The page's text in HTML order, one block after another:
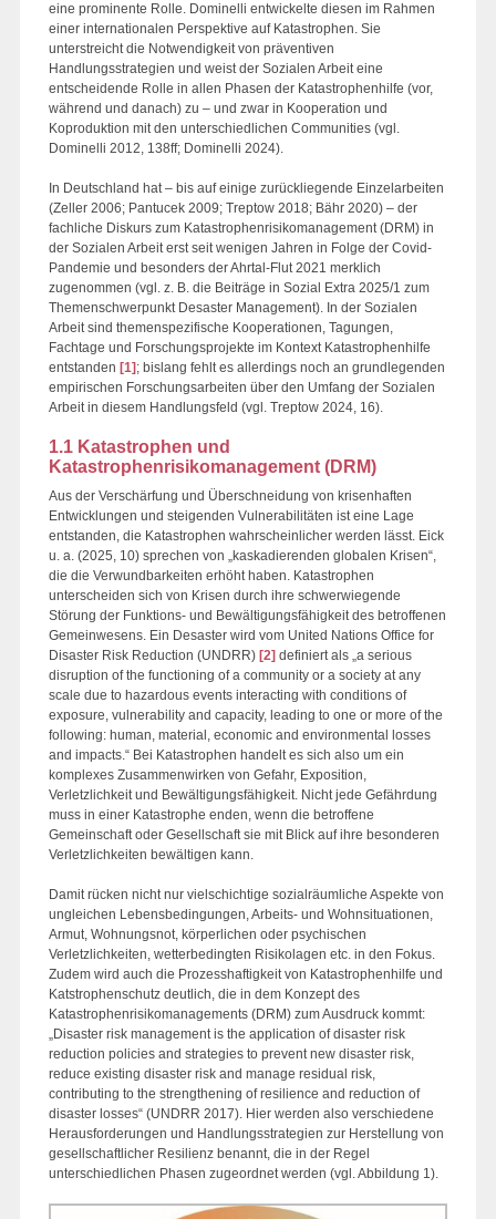
eine prominente Rolle. Dominelli entwickelte diesen im Rahmen
einer internationalen Perspektive auf Katastrophen. Sie
unterstreicht die Notwendigkeit von präventiven
Handlungsstrategien und weist der Sozialen Arbeit eine
entscheidende Rolle in allen Phasen der Katastrophenhilfe (vor,
während und danach) zu – und zwar in Kooperation und
Koproduktion mit den unterschiedlichen Communities (vgl.
Dominelli 2012, 138ff; Dominelli 2024).
In Deutschland hat – bis auf einige zurückliegende Einzelarbeiten
(Zeller 2006; Pantucek 2009; Treptow 2018; Bähr 2020) – der
fachliche Diskurs zum Katastrophenrisikomanagement (DRM) in
der Sozialen Arbeit erst seit wenigen Jahren in Folge der Covid-
Pandemie und besonders der Ahrtal-Flut 2021 merklich
zugenommen (vgl. z. B. die Beiträge in Sozial Extra 2025/1 zum
Themenschwerpunkt Desaster Management). In der Sozialen
Arbeit sind themenspezifische Kooperationen, Tagungen,
Fachtage und Forschungsprojekte im Kontext Katastrophenhilfe
entstanden [1] ; bislang fehlt es allerdings noch an grundlegenden
empirischen Forschungsarbeiten über den Umfang der Sozialen
Arbeit in diesem Handlungsfeld (vgl. Treptow 2024, 16).
1.1 Katastrophen und
Katastrophenrisikomanagement (DRM)
Aus der Verschärfung und Überschneidung von krisenhaften
Entwicklungen und steigenden Vulnerabilitäten ist eine Lage
entstanden, die Katastrophen wahrscheinlicher werden lässt. Eick
u. a. (2025, 10) sprechen von „kaskadierenden globalen Krisen“,
die die Verwundbarkeiten erhöht haben. Katastrophen
unterscheiden sich von Krisen durch ihre schwerwiegende
Störung der Funktions- und Bewältigungsfähigkeit des betroffenen
Gemeinwesens. Ein Desaster wird vom United Nations Office for
Disaster Risk Reduction (UNDRR) [2] definiert als „a serious
disruption of the functioning of a community or a society at any
scale due to hazardous events interacting with conditions of
exposure, vulnerability and capacity, leading to one or more of the
following: human, material, economic and environmental losses
and impacts.“ Bei Katastrophen handelt es sich also um ein
komplexes Zusammenwirken von Gefahr, Exposition,
Verletzlichkeit und Bewältigungsfähigkeit. Nicht jede Gefährdung
muss in einer Katastrophe enden, wenn die betroffene
Gemeinschaft oder Gesellschaft sie mit Blick auf ihre besonderen
Verletzlichkeiten bewältigen kann.
Damit rücken nicht nur vielschichtige sozialräumliche Aspekte von
ungleichen Lebensbedingungen, Arbeits- und Wohnsituationen,
Armut, Wohnungsnot, körperlichen oder psychischen
Verletzlichkeiten, wetterbedingten Risikolagen etc. in den Fokus.
Zudem wird auch die Prozesshaftigkeit von Katastrophenhilfe und
Katstrophenschutz deutlich, die in dem Konzept des
Katastrophenrisikomanagements (DRM) zum Ausdruck kommt:
„Disaster risk management is the application of disaster risk
reduction policies and strategies to prevent new disaster risk,
reduce existing disaster risk and manage residual risk,
contributing to the strengthening of resilience and reduction of
disaster losses“ (UNDRR 2017). Hier werden also verschiedene
Herausforderungen und Handlungsstrategien zur Herstellung von
gesellschaftlicher Resilienz benannt, die in der Regel
unterschiedlichen Phasen zugeordnet werden (vgl. Abbildung 1).